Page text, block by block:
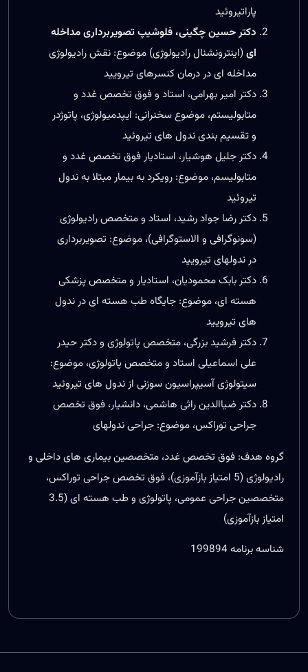
پاراتیروئید
دکتر حسین چگینی، فلوشیپ تصویربرداری مداخله
ای(اینترونشنال رادیولوژی) موضوع: نقش رادیولوژی
مداخله ای در درمان کنسرهای تیرویید
دکتر امیر بهرامی، استاد و فوق تخصص غدد و
متابولیستم، موضوع سخنرانی: ایپدمیولوژی، پاتوژدر
و تقسیم بندی ندول های تیروئید
دکتر جلیل هوشیار، استادیار فوق تخصص غدد و
متابولیسم، موضوع: رویکرد به بیمار مبتلا به ندول
تیروئید
دکتر رضا جواد رشید، استاد و متخصص رادیولوژی
(سونوگرافی و الاستوگرافی)، موضوع: تصویربرداری
در ندولهای تیرویید
دکتر بابک محمودیان، استادیار و متخصص پزشکی
هسته ای، موضوع: جایگاه طب هسته ای در ندول
های تیرویید
دکتر فرشید بزرگی، متخصص پاتولوژی و دکتر حیدر
علی اسماعیلی استاد و متخصص پاتولوژی، موضوع:
سیتولوژی آسیپراسیون سوزنی از ندول های تیروئید
دکتر ضیاالدین راثی هاشمی، دانشیار، فوق تخصص
جراحی توراکس، موضوع: جراحی ندولهای
گروه هدف: فوق تخصص غدد، متخصصین بیماری های داخلی و
رادیولوژی (5 امتیاز بازآموزی)، فوق تخصص جراحی توراکس،
متخصصین جراحی عمومی، پاتولوژی و طب هسته ای (3.5
امتیاز بازآموزی)
شناسه برنامه 199894